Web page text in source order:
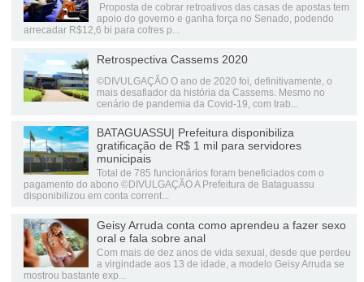
Proposta de cobrar retroativos das casas de apostas tem
apoio do governo e ganha força no Senado, podendo
arrecadar R$12,6 bi para cofres p...
Retrospectiva Cassems 2020
©DIVULGAÇÃO O ano de 2020 foi, definitivamente, o
mais desafiador da história da Cassems. Mesmo no
cenário de pandemia da Covid-19, com trab...
BATAGUASSU| Prefeitura disponibiliza
gratificação de R$ 1 mil para servidores
municipais
Total de 785 funcionários foram beneficiados com o
pagamento do abono ©DIVULGAÇÃO A Prefeitura de Bataguassu
disponibilizou em conta corrent...
Geisy Arruda conta como aprendeu a fazer sexo
oral e fala sobre anal
Com mais de dez anos de vida sexual, desde que perdeu
a virgindade aos 13 de idade, a modelo Geisy Arruda se
mostrou bastante exp...